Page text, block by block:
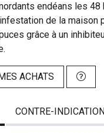
endéans les 48
de la maison
grâce à un
ACHATS
CONTRE-INDICATION